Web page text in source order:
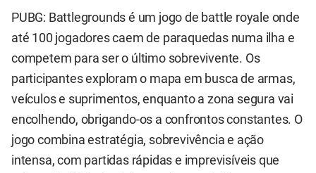
PUBG: Battlegrounds é um jogo de battle royale onde
até 100 jogadores caem de paraquedas numa ilha e
competem para ser o último sobrevivente. Os
participantes exploram o mapa em busca de armas,
veículos e suprimentos, enquanto a zona segura vai
encolhendo, obrigando-os a confrontos constantes. O
jogo combina estratégia, sobrevivência e ação
intensa, com partidas rápidas e imprevisíveis que